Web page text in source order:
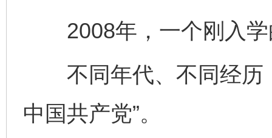
2008年，一个刚入学
不同年代、不同经历
中国共产党”。